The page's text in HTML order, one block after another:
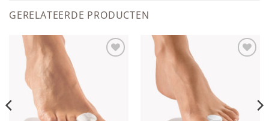
GERELATEERDE PRODUCTEN